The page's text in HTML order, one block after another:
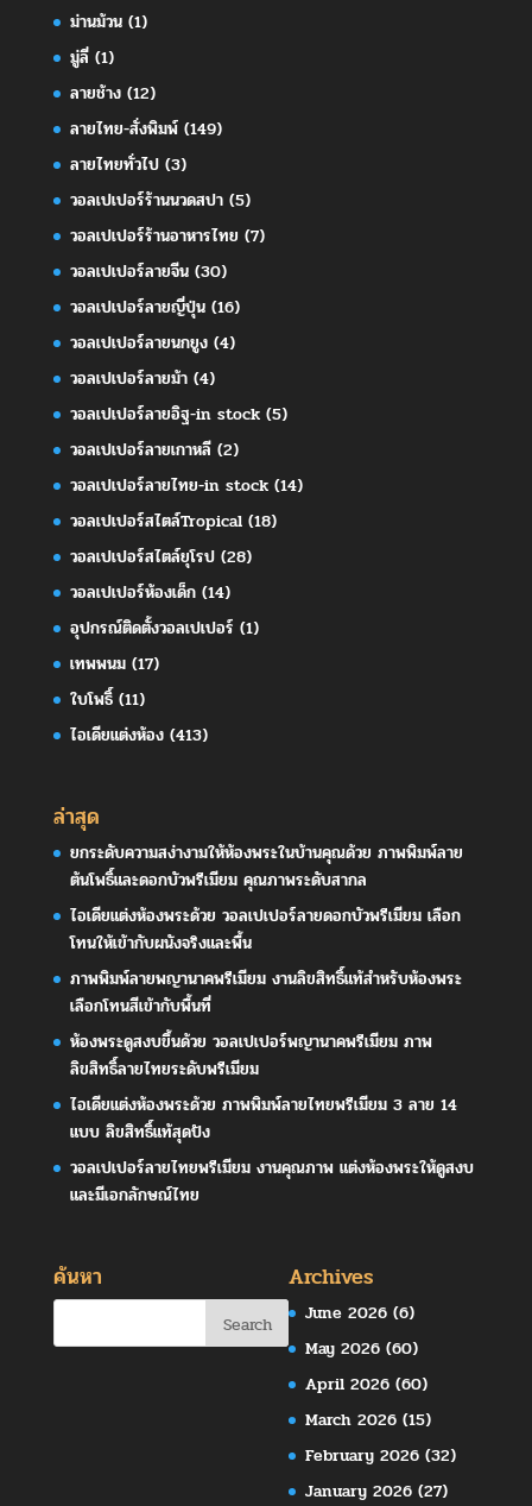
ม่านม้วน(1)
มู่ลี่(1)
ลายช้าง(12)
ลายไทย-สั่งพิมพ์(149)
ลายไทยทั่วไป(3)
วอลเปเปอร์ร้านนวดสปา(5)
วอลเปเปอร์ร้านอาหารไทย (7)
วอลเปเปอร์ลายจีน(30)
วอลเปเปอร์ลายญี่ปุ่น(16)
วอลเปเปอร์ลายนกยูง(4)
วอลเปเปอร์ลายม้า(4)
วอลเปเปอร์ลายอิฐ-in stock(5)
วอลเปเปอร์ลายเกาหลี(2)
วอลเปเปอร์ลายไทย-in stock(14)
วอลเปเปอร์สไตล์Tropical(18)
วอลเปเปอร์สไตล์ยุโรป(28)
วอลเปเปอร์ห้องเด็ก(14)
อุปกรณ์ติดตั้งวอลเปเปอร์ (1)
เทพพนม(17)
ใบโพธิ์(11)
ไอเดียแต่งห้อง(413)
ล่าสุด
ยกระดับความสง่างามให้ห้องพระในบ้านคุณด้วย ภาพพิมพ์ลาย
ต้นโพธิ์และดอกบัวพรีเมียม คุณภาพระดับสากล
ไอเดียแต่งห้องพระด้วย วอลเปเปอร์ลายดอกบัวพรีเมียม เลือก
โทนให้เข้ากับผนังจริงและพื้น
ภาพพิมพ์ลายพญานาคพรีเมียม งานลิขสิทธิ์แท้สำหรับห้องพระ
เลือกโทนสีเข้ากับพื้นที่
ห้องพระดูสงบขึ้นด้วย วอลเปเปอร์พญานาคพรีเมียม ภาพ
ลิขสิทธิ์ลายไทยระดับพรีเมียม
ไอเดียแต่งห้องพระด้วย ภาพพิมพ์ลายไทยพรีเมียม 3 ลาย 14
แบบ ลิขสิทธิ์แท้สุดปัง
วอลเปเปอร์ลายไทยพรีเมียม งานคุณภาพ แต่งห้องพระให้ดูสงบ
และมีเอกลักษณ์ไทย
ค้นหา Archives
June 2026 (6)
May 2026 (60)
April 2026 (60)
March 2026 (15)
February 2026 (32)
January 2026 (27)